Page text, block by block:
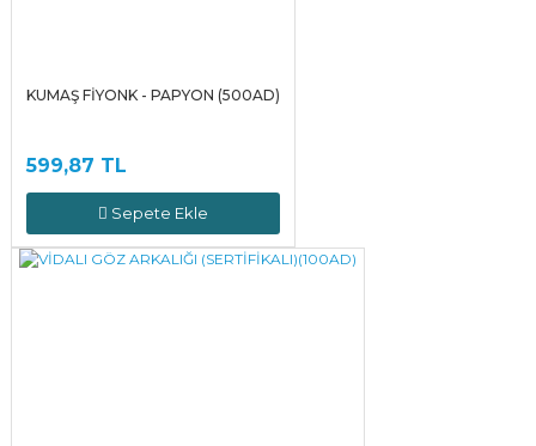
KUMAŞ FİYONK - PAPYON (500AD)
599,87 TL
Sepete Ekle